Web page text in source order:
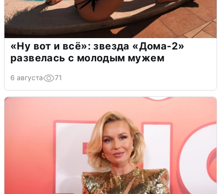
«Ну вот и всё»: звезда «Дома-2»
развелась с молодым мужем
6 августа 71